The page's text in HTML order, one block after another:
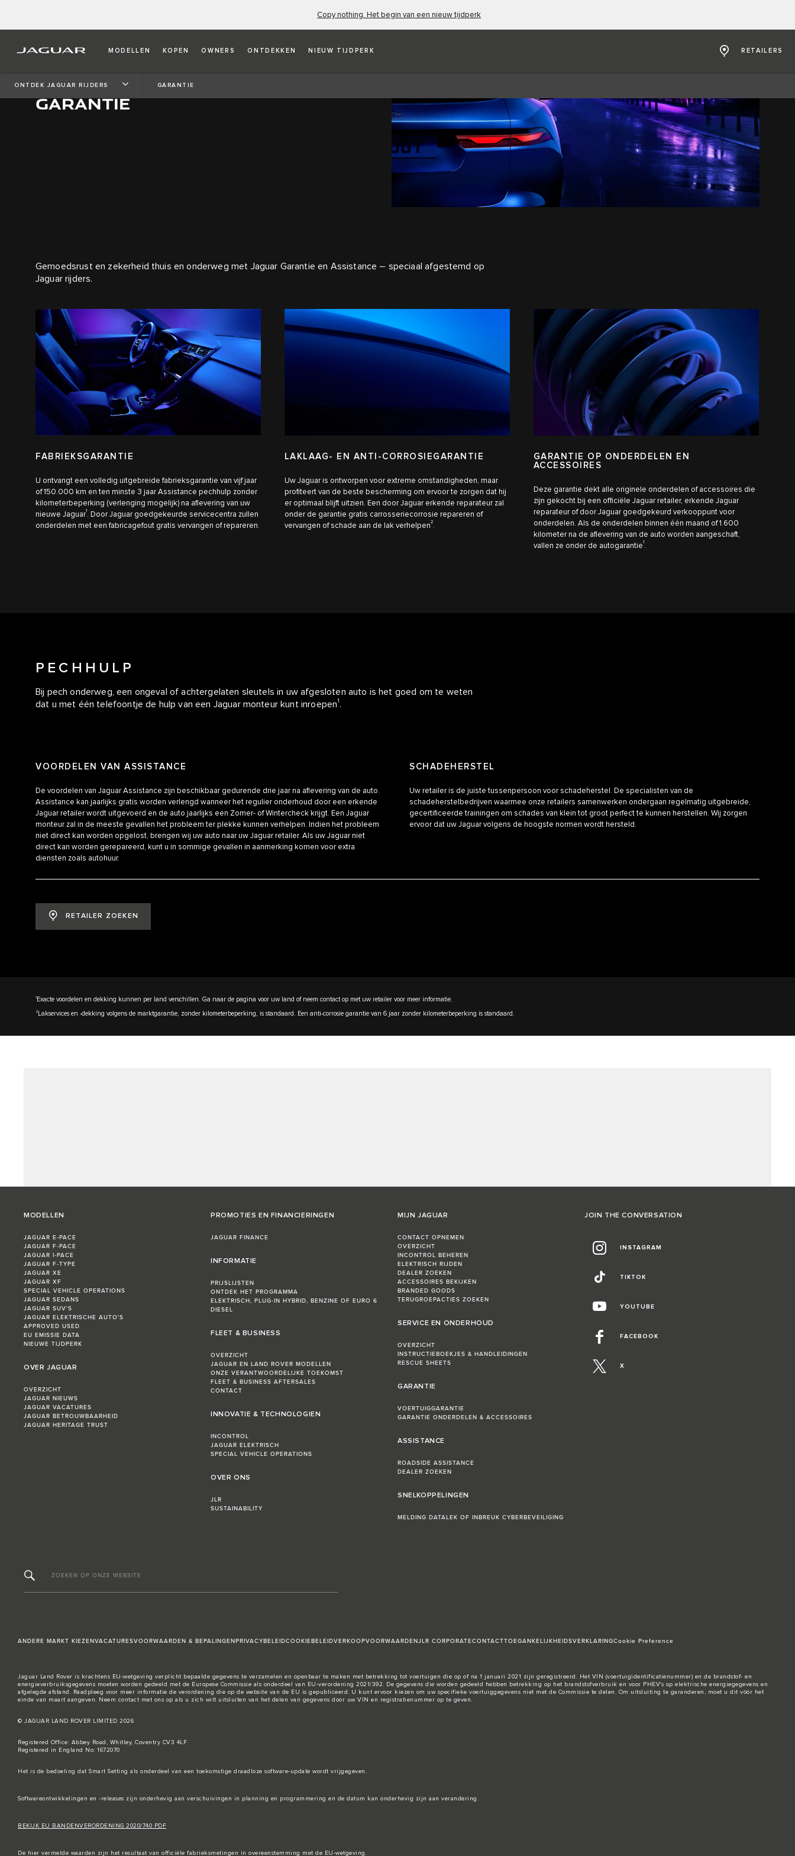
Copy nothing. Het begin van een nieuw tijdperk
MODELLEN KOPEN OWNERS ONTDEKKEN NIEUW TIJDPERK RETAILERS
ONTDEK JAGUAR RIJDERS GARANTIE
GARANTIE
Gemoedsrust en zekerheid thuis en onderweg met Jaguar Garantie en Assistance – speciaal afgestemd op
Jaguar rijders.
FABRIEKSGARANTIE
U ontvangt een volledig uitgebreide fabrieksgarantie van vijf jaar
of 150.000 km en ten minste 3 jaar Assistance pechhulp zonder
kilometerbeperking (verlenging mogelijk) na aflevering van uw
nieuwe Jaguar1. Door Jaguar goedgekeurde servicecentra zullen
onderdelen met een fabricagefout gratis vervangen of repareren.
LAKLAAG- EN ANTI-CORROSIEGARANTIE
Uw Jaguar is ontworpen voor extreme omstandigheden, maar
profiteert van de beste bescherming om ervoor te zorgen dat hij
er optimaal blijft uitzien. Een door Jaguar erkende reparateur zal
onder de garantie gratis carrosseriecorrosie repareren of
vervangen of schade aan de lak verhelpen2.
GARANTIE OP ONDERDELEN EN
ACCESSOIRES
Deze garantie dekt alle originele onderdelen of accessoires die
zijn gekocht bij een officiële Jaguar retailer, erkende Jaguar
reparateur of door Jaguar goedgekeurd verkooppunt voor
onderdelen. Als de onderdelen binnen één maand of 1.600
kilometer na de aflevering van de auto worden aangeschaft,
vallen ze onder de autogarantie1.
PECHHULP
Bij pech onderweg, een ongeval of achtergelaten sleutels in uw afgesloten auto is het goed om te weten
dat u met één telefoontje de hulp van een Jaguar monteur kunt inroepen1 .
VOORDELEN VAN ASSISTANCE
De voordelen van Jaguar Assistance zijn beschikbaar gedurende drie jaar na aflevering van de auto.
Assistance kan jaarlijks gratis worden verlengd wanneer het regulier onderhoud door een erkende
Jaguar retailer wordt uitgevoerd en de auto jaarlijks een Zomer- of Wintercheck krijgt. Een Jaguar
monteur zal in de meeste gevallen het probleem ter plekke kunnen verhelpen. Indien het probleem
niet direct kan worden opgelost, brengen wij uw auto naar uw Jaguar retailer. Als uw Jaguar niet
direct kan worden gerepareerd, kunt u in sommige gevallen in aanmerking komen voor extra
diensten zoals autohuur.
SCHADEHERSTEL
Uw retailer is de juiste tussenpersoon voor schadeherstel. De specialisten van de
schadeherstelbedrijven waarmee onze retailers samenwerken ondergaan regelmatig uitgebreide,
gecertificeerde trainingen om schades van klein tot groot perfect te kunnen herstellen. Wij zorgen
ervoor dat uw Jaguar volgens de hoogste normen wordt hersteld.
RETAILER ZOEKEN
1 Exacte voordelen en dekking kunnen per land verschillen. Ga naar de pagina voor uw land of neem contact op met uw retailer voor meer informatie.
2 Lakservices en -dekking volgens de marktgarantie, zonder kilometerbeperking, is standaard. Een anti-corrosie garantie van 6 jaar zonder kilometerbeperking is standaard.
MODELLEN
JAGUAR E‑PACE
JAGUAR F‑PACE
JAGUAR I‑PACE
JAGUAR F‑TYPE
JAGUAR XE
JAGUAR XF
SPECIAL VEHICLE OPERATIONS
JAGUAR SEDANS
JAGUAR SUV'S
JAGUAR ELEKTRISCHE AUTO'S
APPROVED USED
EU EMISSIE DATA
NIEUWE TIJDPERK
OVER JAGUAR
OVERZICHT
JAGUAR NIEUWS
JAGUAR VACATURES
JAGUAR BETROUWBAARHEID
JAGUAR HERITAGE TRUST
PROMOTIES EN FINANCIERINGEN
JAGUAR FINANCE
INFORMATIE
PRIJSLIJSTEN
ONTDEK HET PROGRAMMA
ELEKTRISCH, PLUG-IN HYBRID, BENZINE OF EURO 6
DIESEL
FLEET & BUSINESS
OVERZICHT
JAGUAR EN LAND ROVER MODELLEN
ONZE VERANTWOORDELIJKE TOEKOMST
FLEET & BUSINESS AFTERSALES
CONTACT
INNOVATIE & TECHNOLOGIEN
INCONTROL
JAGUAR ELEKTRISCH
SPECIAL VEHICLE OPERATIONS
OVER ONS
JLR
SUSTAINABILITY
MIJN JAGUAR
CONTACT OPNEMEN
OVERZICHT
INCONTROL BEHEREN
ELEKTRISCH RIJDEN
DEALER ZOEKEN
ACCESSOIRES BEKIJKEN
BRANDED GOODS
TERUGROEPACTIES ZOEKEN
SERVICE EN ONDERHOUD
OVERZICHT
INSTRUCTIEBOEKJES & HANDLEIDINGEN
RESCUE SHEETS
GARANTIE
VOERTUIGGARANTIE
GARANTIE ONDERDELEN & ACCESSOIRES
ASSISTANCE
ROADSIDE ASSISTANCE
DEALER ZOEKEN
SNELKOPPELINGEN
MELDING DATALEK OF INBREUK CYBERBEVEILIGING
JOIN THE CONVERSATION
INSTAGRAM
TIKTOK
YOUTUBE
FACEBOOK
X
ZOEKEN OP ONZE WEBSITE
ANDERE MARKT KIEZENVACATURESVOORWAARDEN & BEPALINGENPRIVACYBELEIDCOOKIEBELEIDVERKOOPVOORWAARDENJLR CORPORATECONTACTTOEGANKELIJKHEIDSVERKLARINGCookie Preference
Jaguar Land Rover is krachtens EU-wetgeving verplicht bepaalde gegevens te verzamelen en openbaar te maken met betrekking tot voertuigen die op of na 1 januari 2021 zijn geregistreerd. Het VIN (voertuigidentificatienummer) en de brandstof- en
energieverbruiksgegevens moeten worden gedeeld met de Europese Commissie als onderdeel van EU-verordening 2021/392. De gegevens die worden gedeeld hebben betrekking op het brandstofverbruik en voor PHEV's op elektrische energiegegevens en
afgelegde afstand. Raadpleeg voor meer informatie de verordening die op de website van de EU is gepubliceerd. U kunt ervoor kiezen om uw specifieke voertuiggegevens niet met de Commissie te delen. Om uitsluiting te garanderen, moet u dit vóór het
einde van maart aangeven. Neem contact met ons op als u zich wilt uitsluiten van het delen van gegevens door uw VIN en registratienummer op te geven.
© JAGUAR LAND ROVER LIMITED 2026
Registered Office: Abbey Road, Whitley, Coventry CV3 4LF
Registered in England No: 1672070
Het is de bedoeling dat Smart Setting als onderdeel van een toekomstige draadloze software-update wordt vrijgegeven.
Softwareontwikkelingen en -releases zijn onderhevig aan verschuivingen in planning en programmering en de datum kan onderhevig zijn aan verandering.
BEKIJK EU BANDENVERORDENING 2020/740 PDF
De hier vermelde waarden zijn het resultaat van officiële fabrieksmetingen in overeenstemming met de EU-wetgeving.